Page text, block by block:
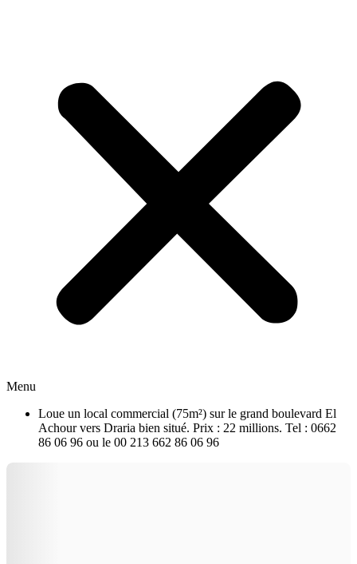
Menu
Loue un local commercial (75m²) sur le grand boulevard El
Achour vers Draria bien situé. Prix : 22 millions. Tel : 0662
86 06 96 ou le 00 213 662 86 06 96